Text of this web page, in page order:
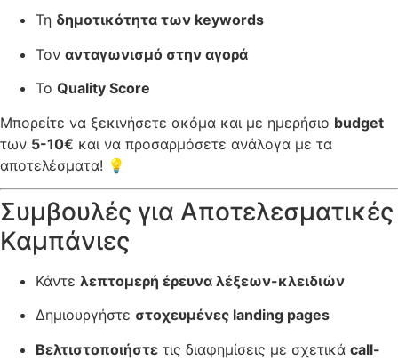
Τη δημοτικότητα των keywords
Τον ανταγωνισμό στην αγορά
Το Quality Score
Μπορείτε να ξεκινήσετε ακόμα και με ημερήσιο budget
των 5-10€ και να προσαρμόσετε ανάλογα με τα
αποτελέσματα! 💡
Συμβουλές για Αποτελεσματικές
Καμπάνιες
Κάντε λεπτομερή έρευνα λέξεων-κλειδιών
Δημιουργήστε στοχευμένες landing pages
Βελτιστοποιήστε τις διαφημίσεις με σχετικά call-